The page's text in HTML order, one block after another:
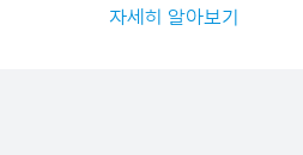
자세히 알아보기